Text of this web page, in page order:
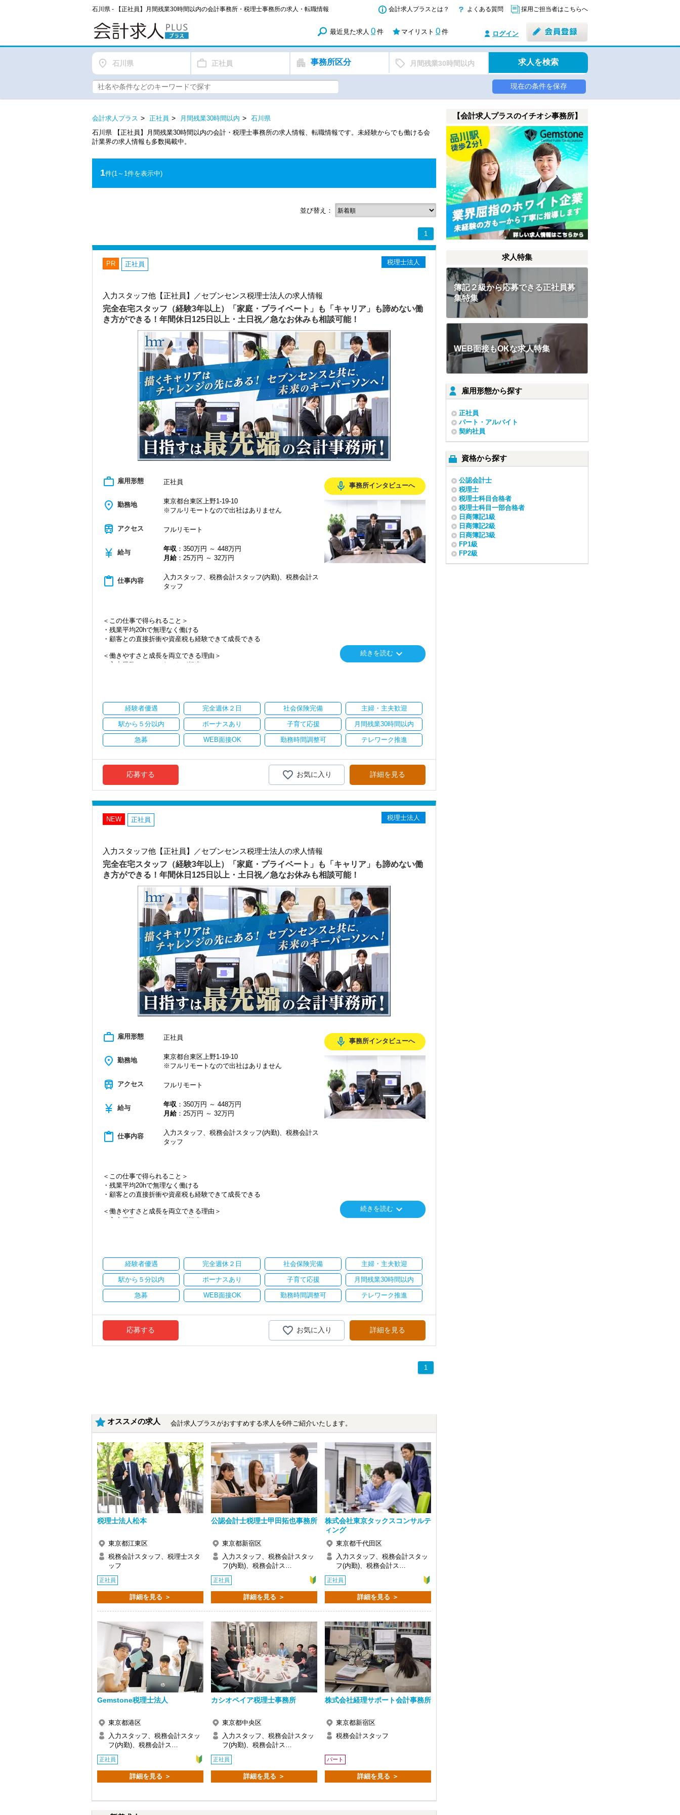
石川県 - 【正社員】月間残業30時間以内の会計事務所・税理士事務所の求人・転職情報 会計求人プラスとは？ よくある質問 採用ご担当者はこちらへ
最近見た求人 0 件 マイリスト 0 件 ログイン
石川県 正社員 事務所区分 月間残業30時間以内 求人を検索
現在の条件を保存
会計求人プラス 正社員 月間残業30時間以内
石川県
石川県 【正社員】月間残業30時間以内の会計・税理士事務所の求人情報、転職情報です。未経験からでも働ける会
計業界の求人情報も多数掲載中。
1件(1～1件を表示中)
並び替え：
1
PR 正社員 税理士法人
入力スタッフ他【正社員】／セブンセンス税理士法人の求人情報
完全在宅スタッフ（経験3年以上）「家庭・プライベート」も「キャリア」も諦めない働
き方ができる！年間休日125日以上・土日祝／急なお休みも相談可能！
work_outline 雇用形態 正社員
place 勤務地
東京都台東区上野1-19-10
※フルリモートなので出社はありません
train アクセス フルリモート
currency_yen 給与 年収 ：350万円 ～ 448万円
月給：25万円 ～ 32万円
content_paste 仕事内容
入力スタッフ、税務会計スタッフ(内勤)、税務会計ス
タッフ
mic_none 事務所インタビューへ
＜この仕事で得られること＞
・残業平均20hで無理なく働ける
・顧客との直接折衝や資産税も経験できて成長できる
＜働きやすさと成長を両立できる理由＞
・入力業務はアシスタントが担当
・顧客と直接折衝する機会が豊富
・経験値が自然と積み上がる環境
＜働きやすい環境＞
・有給取得率90％以上
・年間休日125日以上
・男性の育休取得率100％
・テレワーク導入済み
・全席デュアルモニタ完備
・クライアント2500社以上
・9割が紹介の安定基盤
・一般企業～医療・学校法人まで対応
・相続／事業承継／M&Aにも対応
＜成長中の税理士法人＞
・全国14拠点で事業展開
・従業員240名以上に拡大
・会計・税務・財務・労務まで対応
・専門家が在籍しワンストップ支援
＜学びを後押し＞
・書籍購入費／研修費は全額会社負担
・隔月で税法・実務の学習会あり
・資格取得を目指す社員が多数
＜募集の背景＞
・事業拡大に伴う増員募集
・組織力強化に向けた採用
・将来の中核人材を募集
＜先輩スタッフの声＞
A. さまざまな業務を任せてもらえるので、以前より成長スピードが上がったと感じています。
A. 上司や先輩に相談しやすく、風通しの良い職場だと感じています。
・税務経験を活かして成長したい方
・キャリアアップ志向のある方
・顧客対応や提案業務に挑戦したい方
・資産税など専門性を高めたい方
・事前に気軽な面談を実施
・仕事内容やキャリアを相談可
・ざっくばらんに質問OK
・入社時期は柔軟に対応
続きを読む keyboard_arrow_down
経験者優遇 完全週休２日 社会保険完備 主婦・主夫歓迎
駅から５分以内 ボーナスあり 子育て応援 月間残業30時間以内
急募 WEB面接OK 勤務時間調整可 テレワーク推進
応募する 詳細を見る
お気に入り
NEW 正社員 税理士法人
入力スタッフ他【正社員】／セブンセンス税理士法人の求人情報
完全在宅スタッフ（経験3年以上）「家庭・プライベート」も「キャリア」も諦めない働
き方ができる！年間休日125日以上・土日祝／急なお休みも相談可能！
work_outline 雇用形態 正社員
place 勤務地
東京都台東区上野1-19-10
※フルリモートなので出社はありません
train アクセス フルリモート
currency_yen 給与 年収 ：350万円 ～ 448万円
月給：25万円 ～ 32万円
content_paste 仕事内容
入力スタッフ、税務会計スタッフ(内勤)、税務会計ス
タッフ
mic_none 事務所インタビューへ
＜この仕事で得られること＞
・残業平均20hで無理なく働ける
・顧客との直接折衝や資産税も経験できて成長できる
＜働きやすさと成長を両立できる理由＞
・入力業務はアシスタントが担当
・顧客と直接折衝する機会が豊富
・経験値が自然と積み上がる環境
＜働きやすい環境＞
・有給取得率90％以上
・年間休日125日以上
・男性の育休取得率100％
・テレワーク導入済み
・全席デュアルモニタ完備
＜成長中の税理士法人＞
・全国14拠点で事業展開
・従業員240名以上に拡大
・会計・税務・財務・労務まで対応
・専門家が在籍しワンストップ支援
＜学びを後押し＞
・書籍購入費／研修費は全額会社負担
・隔月で税法・実務の学習会あり
・資格取得を目指す社員が多数
＜募集の背景＞
・組織力強化に向けた採用
＜先輩スタッフの声＞
Q. 当事務所を選んだ理由は？
A. 幅広い業務を経験できる点に魅力を感じ、入所を決めました。
Q. 実際に働いてみてどうですか？
A. さまざまな業務を任せてもらえるので、以前より成長スピードが上がったと感じています。
Q. 職場の雰囲気は？
A. 上司や先輩に相談しやすく、風通しの良い職場だと感じています。
＜求める人材＞
・税務経験を活かして成長したい方
・キャリアアップ志向のある方
・主体的に業務を進められる方
・顧客対応や提案業務に挑戦したい方
・資産税など専門性を高めたい方
＜まずはカジュアル面談へ＞
・事前に気軽な面談を実施
・仕事内容やキャリアを相談可
・納得後に選考へ進めます
・入社時期は柔軟に対応
・半年～1年の調整も可能
続きを読む keyboard_arrow_down
経験者優遇 完全週休２日 社会保険完備 主婦・主夫歓迎
駅から５分以内 ボーナスあり 子育て応援 月間残業30時間以内
急募 WEB面接OK 勤務時間調整可 テレワーク推進
応募する 詳細を見る
お気に入り
1
オススメの求人 会計求人プラスがおすすめする求人を6件ご紹介いたします。
税理士法人松本
東京都江東区
税務会計スタッフ、税理士スタ
ッフ
正社員
詳細を見る ＞
公認会計士税理士甲田拓也事務所
東京都新宿区
入力スタッフ、税務会計スタッ
フ(内勤)、税務会計ス…
正社員
詳細を見る ＞
株式会社東京タックスコンサルテ
ィング
東京都千代田区
入力スタッフ、税務会計スタッ
フ(内勤)、税務会計ス…
正社員
詳細を見る ＞
Gemstone税理士法人
東京都港区
入力スタッフ、税務会計スタッ
フ(内勤)、税務会計ス…
正社員
詳細を見る ＞
カシオペイア税理士事務所
東京都中央区
入力スタッフ、税務会計スタッ
フ(内勤)、税務会計ス…
正社員
詳細を見る ＞
株式会社経理サポート会計事務所
東京都新宿区
税務会計スタッフ
パート
詳細を見る ＞
【会計求人プラスのイチオシ事務所】
求人特集
簿記２級から応募できる正社員募
集特集
WEB面接もOKな求人特集
雇用形態から探す
正社員
パート・アルバイト
契約社員
資格から探す
公認会計士
税理士
税理士科目合格者
税理士科目一部合格者
日商簿記1級
日商簿記2級
日商簿記3級
FP1級
FP2級